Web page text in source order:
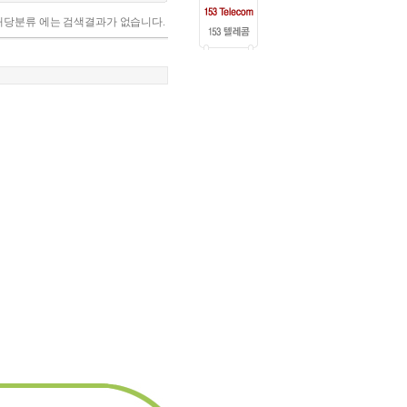
당분류 에는 검색결과가 없습니다.